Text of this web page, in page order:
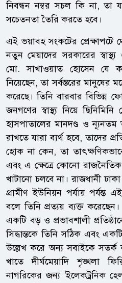
নিবন্ধন নম্বর সচল কি না, তা
সচেতনতা তৈরি করতে হবে।
এই ভয়াবহ সংকটের প্রেক্ষাপটে
নতুন মেয়াদের সরকারের স্বাস্থ্য
মো. সাখাওয়াত হোসেন যে
নিয়েছেন, তা সর্বস্তরের মানুষের
করেছে। তিনি বারবার বিভিন্ন
জনগণের স্বাস্থ্য নিয়ে
হাসপাতালের মানদণ্ড ও
রাখতে যারা ব্যর্থ হবে, তাদের
হোক না কেন, তা
এবং এ ক্ষেত্রে কোনো
খাটানো চলবে না। রাজধানী
গ্রামীণ ইউনিয়ন পর্যায় পর্যন্ত
বলে তিনি প্রত্যয় ব্যক্ত
একটি বড় ও প্রভাবশালী
সিদ্ধান্তকে তিনি সঠিক এবং
উল্লেখ করে অন্য সবাইকে সতর্ক
খাতে দীর্ঘমেয়াদি শৃঙ্খলা
নাগরিকের জন্য 'ইলেকট্রনিক